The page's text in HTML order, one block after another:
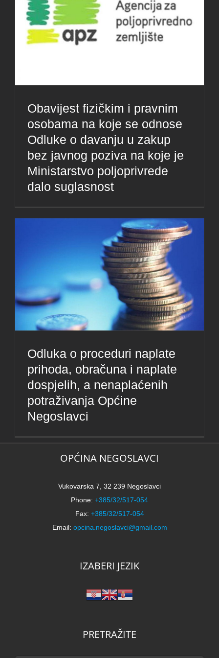
Obavijest fizičkim i pravnim
osobama na koje se odnose
Odluke o davanju u zakup
bez javnog poziva na koje je
Ministarstvo poljoprivrede
dalo suglasnost
Odluka o proceduri naplate
prihoda, obračuna i naplate
dospjelih, a nenaplaćenih
potraživanja Općine
Negoslavci
OPĆINA NEGOSLAVCI
Vukovarska 7, 32 239 Negoslavci
Phone: +385/32/517-054
Fax: +385/32/517-054
Email: opcina.negoslavci@gmail.com
IZABERI JEZIK
PRETRAŽITE